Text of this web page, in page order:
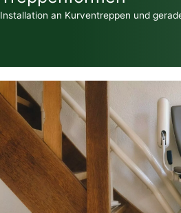
Installation an Kurventreppen und